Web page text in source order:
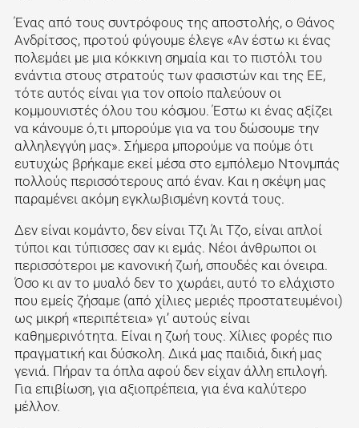
Ένας από τους συντρόφους της αποστολής, ο Θάνος
Ανδρίτσος, προτού φύγουμε έλεγε «Αν έστω κι ένας
πολεμάει με μια κόκκινη σημαία και το πιστόλι του
ενάντια στους στρατούς των φασιστών και της ΕΕ,
τότε αυτός είναι για τον οποίο παλεύουν οι
κομμουνιστές όλου του κόσμου. Έστω κι ένας αξίζει
να κάνουμε ό,τι μπορούμε για να του δώσουμε την
αλληλεγγύη μας». Σήμερα μπορούμε να πούμε ότι
ευτυχώς βρήκαμε εκεί μέσα στο εμπόλεμο Ντονμπάς
πολλούς περισσότερους από έναν. Και η σκέψη μας
παραμένει ακόμη εγκλωβισμένη κοντά τους.
Δεν είναι κομάντο, δεν είναι Τζι Άι Τζο, είναι απλοί
τύποι και τύπισσες σαν κι εμάς. Νέοι άνθρωποι οι
περισσότεροι με κανονική ζωή, σπουδές και όνειρα.
Όσο κι αν το μυαλό δεν το χωράει, αυτό το ελάχιστο
που εμείς ζήσαμε (από χίλιες μεριές προστατευμένοι)
ως μικρή «περιπέτεια» γι’ αυτούς είναι
καθημερινότητα. Είναι η ζωή τους. Χίλιες φορές πιο
πραγματική και δύσκολη. Δικά μας παιδιά, δική μας
γενιά. Πήραν τα όπλα αφού δεν είχαν άλλη επιλογή.
Για επιβίωση, για αξιοπρέπεια, για ένα καλύτερο
μέλλον.